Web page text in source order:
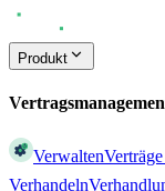
Produkt
Verwalten
Verhandeln